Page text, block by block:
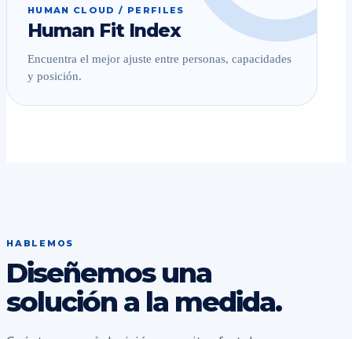
HUMAN CLOUD / PERFILES
Human Fit Index
Encuentra el mejor ajuste entre personas, capacidades
y posición.
HABLEMOS
Diseñemos una
solución a la medida.